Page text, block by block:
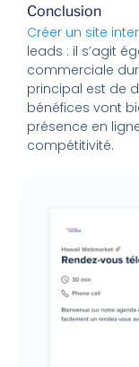
Conclusion
Créer un site
leads : il s’agit
commerciale
principal est de
bénéfices vont
présence en
compétitivité.